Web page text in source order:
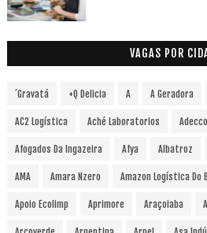
VAGAS POR
´Gravatá +Q Delicia A A Geradora
AC2 Logística Aché Laboratorios Adecco
Afogados Da Ingazeira Afya Albatroz
AMA Amara Nzero Amazon Logística Do
Apoio Ecolimp Aprimore Araçoiaba